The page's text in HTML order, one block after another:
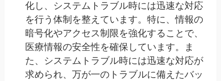
化し、システムトラブル時には迅速な対応
を行う体制を整えています。特に、情報の
暗号化やアクセス制限を強化することで、
医療情報の安全性を確保しています。ま
た、システムトラブル時には迅速な対応が
求められ、万が一のトラブルに備えたバッ